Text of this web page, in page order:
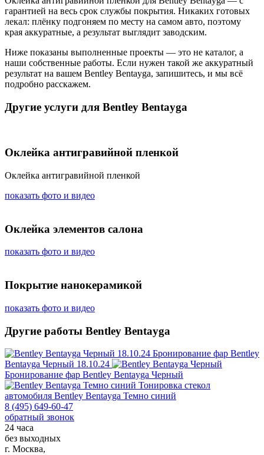
гарантией на весь срок службы покрытия. Никаких готовых
лекал: плёнку подгоняем по месту на самом авто, поэтому
края аккуратные, а результат выглядит заводским.
Ниже показаны выполненные проекты — это не каталог, а
наши собственные работы. Если нужен такой же аккуратный
результат на вашем Bentley Bentayga, запишитесь, и мы всё
подробно расскажем.
Другие услуги для Bentley Bentayga
Оклейка антигравийной пленкой
Оклейка антигравийной пленкой
показать фото и видео
Оклейка элементов салона
показать фото и видео
Покрытие нанокерамикой
показать фото и видео
Другие работы Bentley Bentayga
Бронирование фар Bentley
Bentayga Черный 18.10.24
Бронирование фар Bentley Bentayga Черный
Тонировка стекол
автомобиля Bentley Bentayga Темно синий
8 (495) 649-60-47
обратный звонок
24 часа
без выходных
г. Москва,